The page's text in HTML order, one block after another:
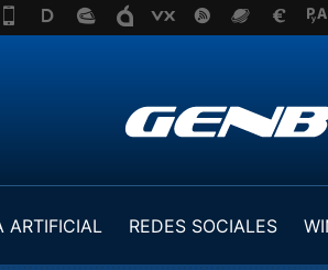
ARTIFICIAL REDES SOCIALES